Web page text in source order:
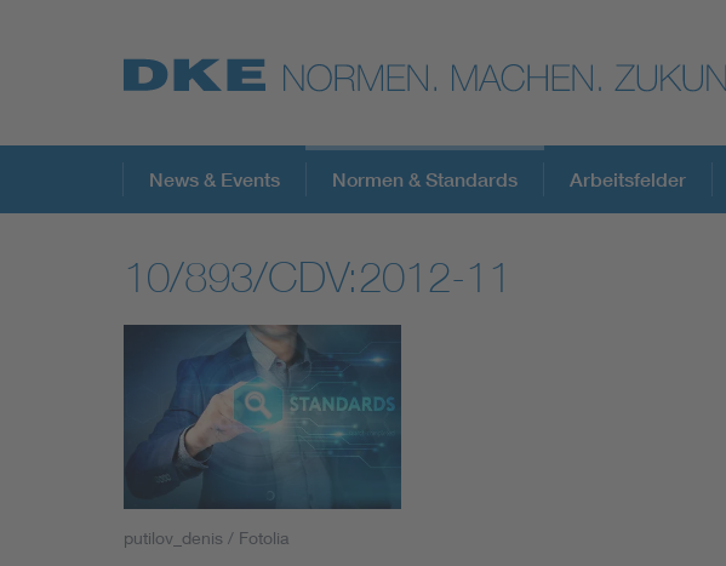
Top-Themen
VDE Fokusthemen
Digital Security
Energy
DKE
News & Events Normen & Standards Arbeitsfelder
10/893/CDV:2012-11
putilov_denis / Fotolia